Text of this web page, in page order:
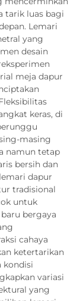
tarik luas bagi
Lemari
yang
desain
meja dapur
keras, di
masing
namun tetap
bersih dan
dapur
tradisional
untuk
bergaya
cahaya
ketertarikan
kondisi
variasi
yang